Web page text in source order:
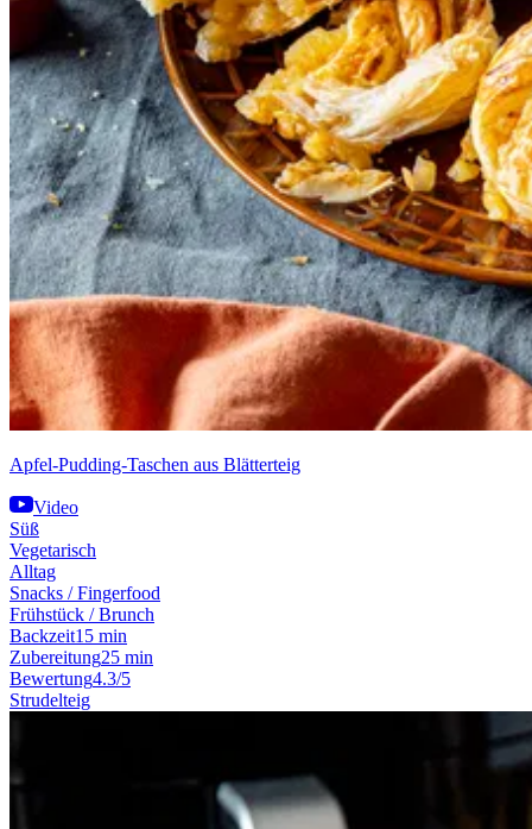
Apfel-Pudding-Taschen aus Blätterteig
Video
Süß
Vegetarisch
Alltag
Snacks / Fingerfood
Frühstück / Brunch
Backzeit15 min
Zubereitung25 min
Bewertung4.3/5
Strudelteig